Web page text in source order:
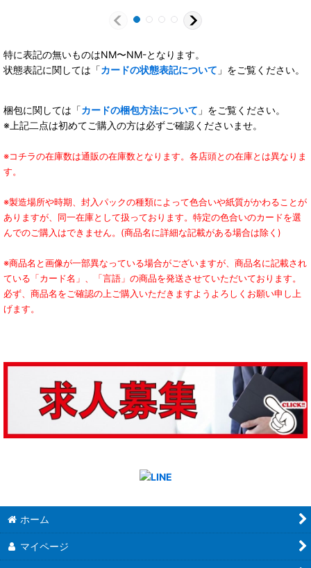
特に表記の無いものはNM〜NM-となります。
状態表記に関しては「カードの状態表記について 」をご覧ください。
梱包に関しては「カードの梱包方法について 」をご覧ください。
※上記二点は初めてご購入の方は必ずご確認くださいませ。
※コチラの在庫数は通販の在庫数となります。各店頭との在庫とは異なりま
す。
※製造場所や時期、封入パックの種類によって色合いや紙質がかわることが
ありますが、同一在庫として扱っております。特定の色合いのカードを選
んでのご購入はできません。(商品名に詳細な記載がある場合は除く)
※商品名と画像が一部異なっている場合がございますが、商品名に記載され
ている「カード名」、「言語」の商品を発送させていただいております。
必ず、商品名をご確認の上ご購入いただきますようよろしくお願い申し上
げます。
ホーム
マイページ